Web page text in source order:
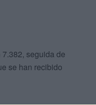
seguida de
se han recibido